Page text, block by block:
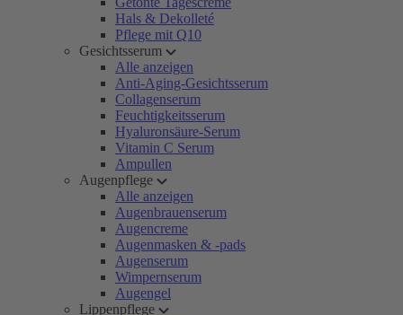
Hals & Dekolleté
Pflege mit Q10
Gesichtsserum
Alle anzeigen
Anti-Aging-Gesichtsserum
Collagenserum
Feuchtigkeitsserum
Hyaluronsäure-Serum
Vitamin C Serum
Ampullen
Augenpflege
Alle anzeigen
Augenbrauenserum
Augencreme
Augenmasken & -pads
Augenserum
Wimpernserum
Augengel
Lippenpflege